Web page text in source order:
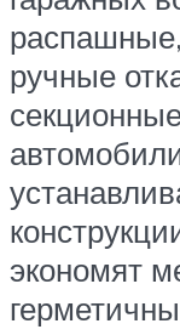
ручные
экономят